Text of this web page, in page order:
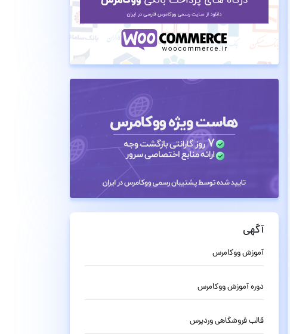
آگهی
آموزش ووکامرس
دوره آموزش ووکامرس
قالب فروشگاهی وردپرس